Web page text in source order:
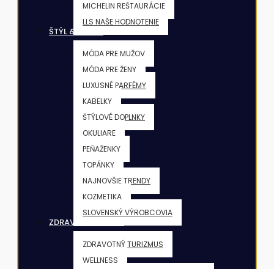
MICHELIN REŠTAURÁCIE
LLS NAŠE HODNOTENIE
ŠTÝL & KRÁSA
MÓDA PRE MUŽOV
MÓDA PRE ŽENY
LUXUSNÉ PARFÉMY
KABELKY
ŠTÝLOVÉ DOPLNKY
OKULIARE
PEŇAŽENKY
TOPÁNKY
NAJNOVŠIE TRENDY
KOZMETIKA
SLOVENSKÝ VÝROBCOVIA
ZDRAVIE & FITNESS
ZDRAVOTNÝ TURIZMUS
WELLNESS